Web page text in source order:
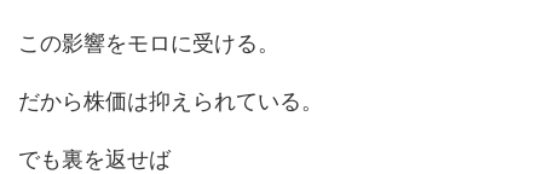
この影響をモロに受ける。
だから株価は抑えられている。
でも裏を返せば